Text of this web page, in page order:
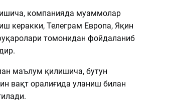
компанияда муаммолар
керакки, Телеграм Европа, Яқин
томонидан фойдаланиб
маълум қилишича, бутун
вақт оралиғида уланиш билан